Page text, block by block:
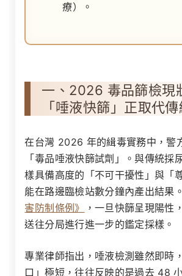
療）。
一、2026 毒品篩檢現
「唾液快篩」正取代
在台灣 2026 年的緝毒實務中，警
「毒品唾液快篩試劑」。與傳統採
樣具備高度的「不可干擾性」與「
能在路邊臨檢站數分鐘內產出結果
害防制條例》
，一旦快篩呈現陽性
送往分局進行進一步的鑑定採樣。
專業律師指出，唾液檢測雖然即時
口」極短，往往反映的是過去 48